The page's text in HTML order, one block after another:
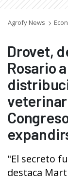
Agrofy News
Drovet,
Rosario
"El secreto
destaca